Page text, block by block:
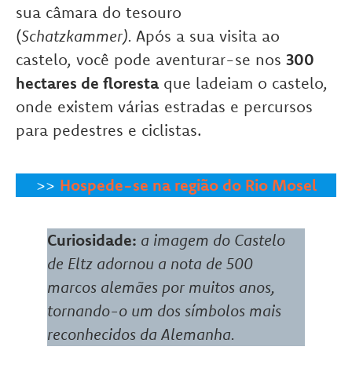
sua câmara do tesouro
(Schatzkammer). Após a sua visita ao
castelo, você pode aventurar-se nos 300
hectares de floresta que ladeiam o castelo,
onde existem várias estradas e percursos
para pedestres e ciclistas.
>> Hospede-se na região do Rio Mosel
Curiosidade: a imagem do Castelo
de Eltz adornou a nota de 500
marcos alemães por muitos anos,
tornando-o um dos símbolos mais
reconhecidos da Alemanha.